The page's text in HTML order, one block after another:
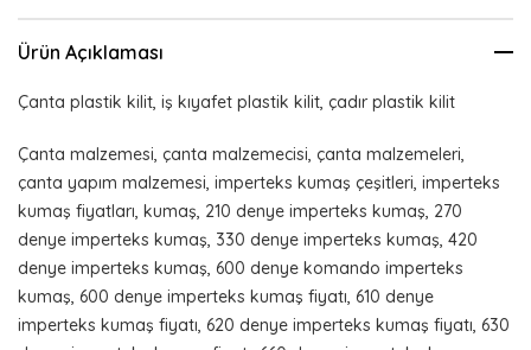
Ürün Açıklaması
Çanta plastik kilit, iş kıyafet plastik kilit, çadır plastik kilit
Çanta malzemesi, çanta malzemecisi, çanta malzemeleri,
çanta yapım malzemesi, imperteks kumaş çeşitleri, imperteks
kumaş fiyatları, kumaş, 210 denye imperteks kumaş, 270
denye imperteks kumaş, 330 denye imperteks kumaş, 420
denye imperteks kumaş, 600 denye komando imperteks
kumaş, 600 denye imperteks kumaş fiyatı, 610 denye
imperteks kumaş fiyatı, 620 denye imperteks kumaş fiyatı, 630